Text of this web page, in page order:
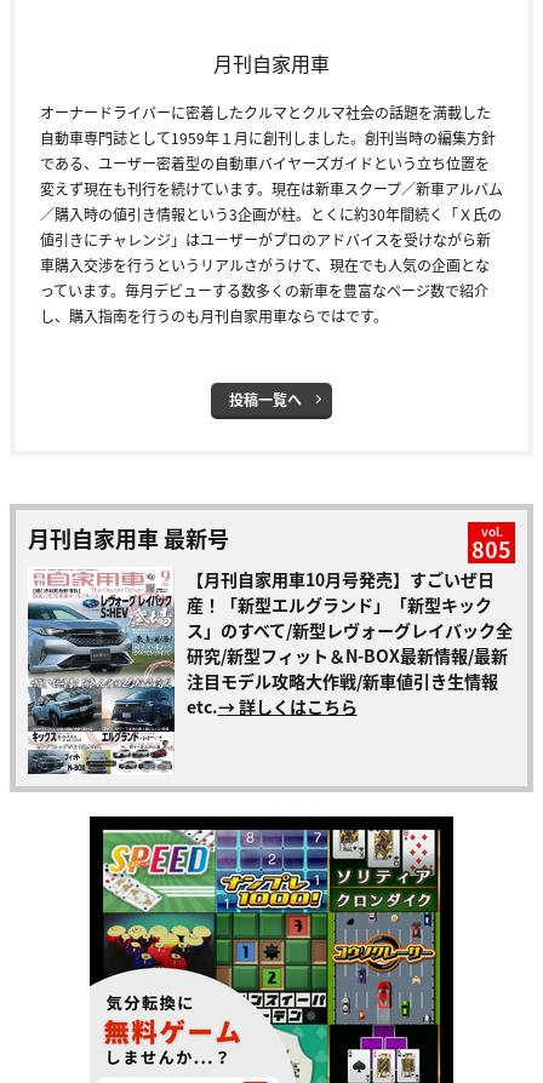
月刊自家用車
オーナードライバーに密着したクルマとクルマ社会の話題を満載した
自動車専門誌として1959年１月に創刊しました。創刊当時の編集方針
である、ユーザー密着型の自動車バイヤーズガイドという立ち位置を
変えず現在も刊行を続けています。現在は新車スクープ／新車アルバム
／購入時の値引き情報という3企画が柱。とくに約30年間続く「Ｘ氏の
値引きにチャレンジ」はユーザーがプロのアドバイスを受けながら新
車購入交渉を行うというリアルさがうけて、現在でも人気の企画とな
っています。毎月デビューする数多くの新車を豊富なページ数で紹介
し、購入指南を行うのも月刊自家用車ならではです。
投稿一覧へ
月刊自家用車 最新号 vol.
805
【月刊自家用車10月号発売】すごいぜ日
産！「新型エルグランド」「新型キック
ス」のすべて/新型レヴォーグレイバック全
研究/新型フィット＆N-BOX最新情報/最新
注目モデル攻略大作戦/新車値引き生情報
etc.→ 詳しくはこちら